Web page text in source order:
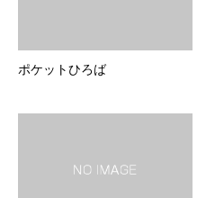
ポケットひろば